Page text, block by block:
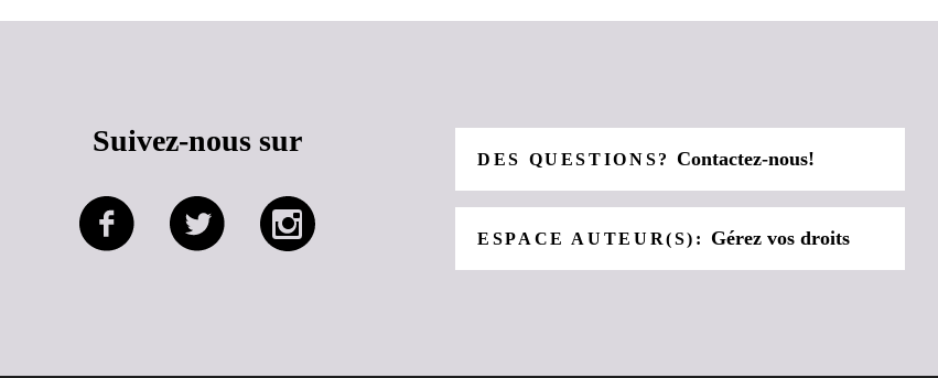
Suivez-nous sur
DES QUESTIONS?Contactez-nous!
ESPACE AUTEUR(S): Gérez vos droits